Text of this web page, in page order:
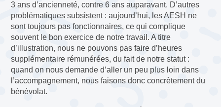
3 ans d’ancienneté, contre 6 ans auparavant. D’autres
problématiques subsistent : aujourd’hui, les AESH ne
sont toujours pas fonctionnaires, ce qui complique
souvent le bon exercice de notre travail. A titre
d’illustration, nous ne pouvons pas faire d’heures
supplémentaire rémunérées, du fait de notre statut :
quand on nous demande d’aller un peu plus loin dans
l’accompagnement, nous faisons donc concrètement du
bénévolat.